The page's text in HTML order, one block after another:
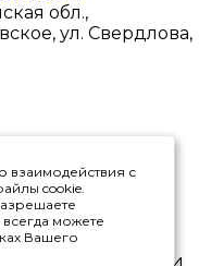
обл.,
ул. Свердлова,
изделий от
не является
положениями
взаимодействия с
cookie.
можете
Вашего